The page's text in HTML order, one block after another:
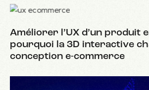
Améliorer l’UX d’un produit
pourquoi la 3D interactive
conception e-commerce